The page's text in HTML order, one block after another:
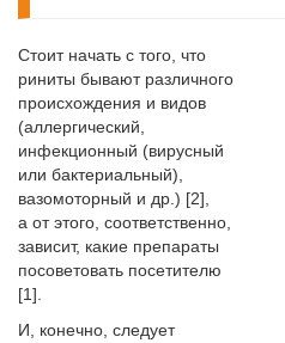
Стоит начать с того, что
риниты бывают различного
происхождения и видов
(аллергический,
инфекционный (вирусный
или бактериальный),
вазомоторный и др.) [2],
а от этого, соответственно,
зависит, какие препараты
посоветовать посетителю
[1].
И, конечно, следует